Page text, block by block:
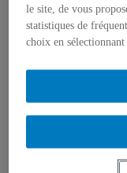
Accueil
La Faculté
À propos
Services
Programmes
le site, de vous
statistiques de
choix en sélectionnant